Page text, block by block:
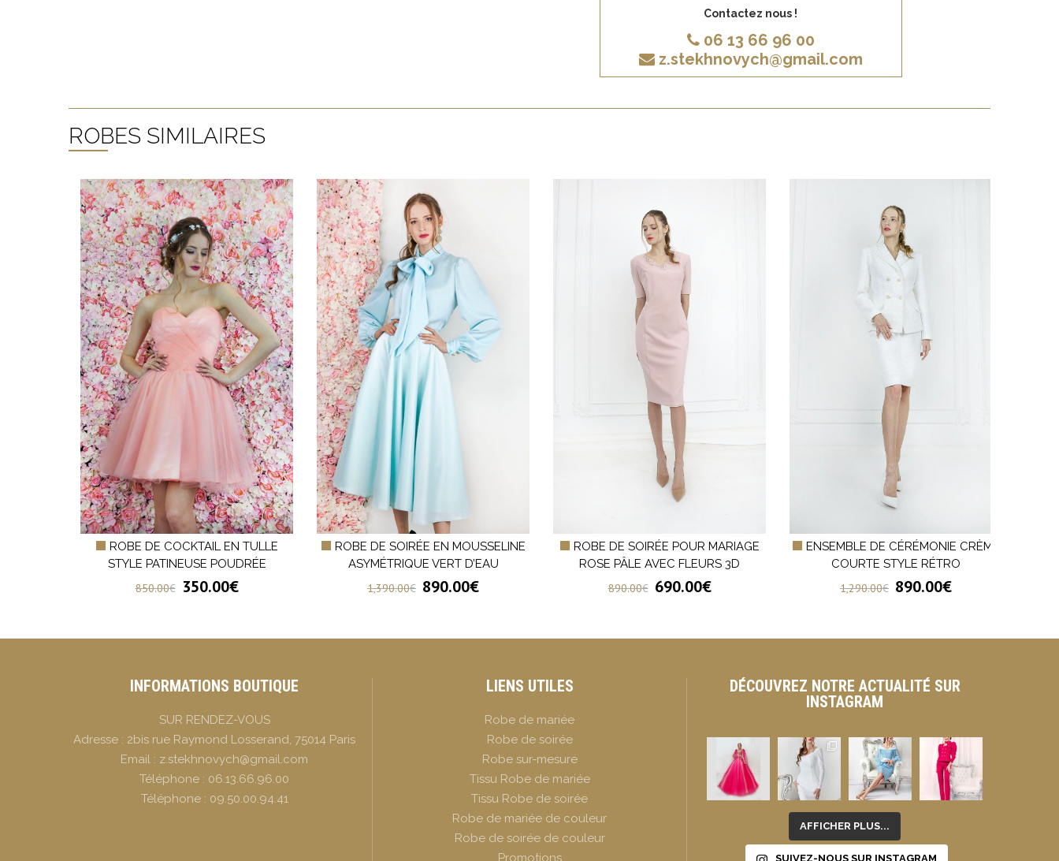
Contactez nous !
06 13 66 96 00
z.stekhnovych@gmail.com
ROBES SIMILAIRES
ROBE DE COCKTAIL EN TULLE
STYLE PATINEUSE POUDRÉE
850.00€ 350.00€
ROBE DE SOIRÉE EN MOUSSELINE
ASYMÉTRIQUE VERT D’EAU
1,390.00€ 890.00€
ROBE DE SOIRÉE POUR MARIAGE
ROSE PÂLE AVEC FLEURS 3D
890.00€ 690.00€
ENSEMBLE DE CÉRÉMONIE CRÈME
COURTE STYLE RÉTRO
1,290.00€ 890.00€
INFORMATIONS BOUTIQUE
SUR RENDEZ-VOUS
Adresse : 2bis rue Raymond Losserand, 75014 Paris
Email : z.stekhnovych@gmail.com
Téléphone : 06.13.66.96.00
Téléphone : 09.50.00.94.41
LIENS UTILES
Robe de mariée
Robe de soirée
Robe sur-mesure
Tissu Robe de mariée
Tissu Robe de soirée
Robe de mariée de couleur
Robe de soirée de couleur
Promotions
DÉCOUVREZ NOTRE ACTUALITÉ SUR
INSTAGRAM
AFFICHER PLUS...
SUIVEZ-NOUS SUR INSTAGRAM